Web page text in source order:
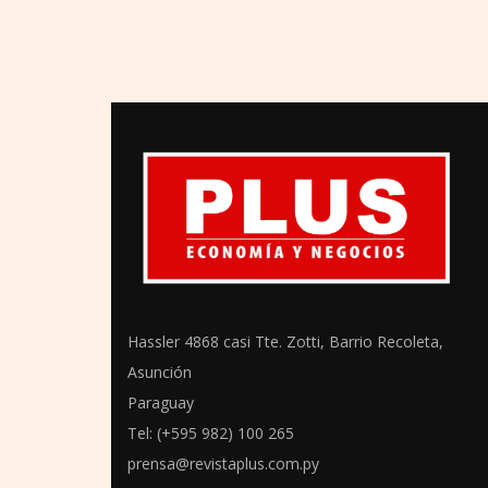
Hassler 4868 casi Tte. Zotti, Barrio Recoleta,
Asunción
Paraguay
Tel: (+595 982) 100 265
prensa@revistaplus.com.py